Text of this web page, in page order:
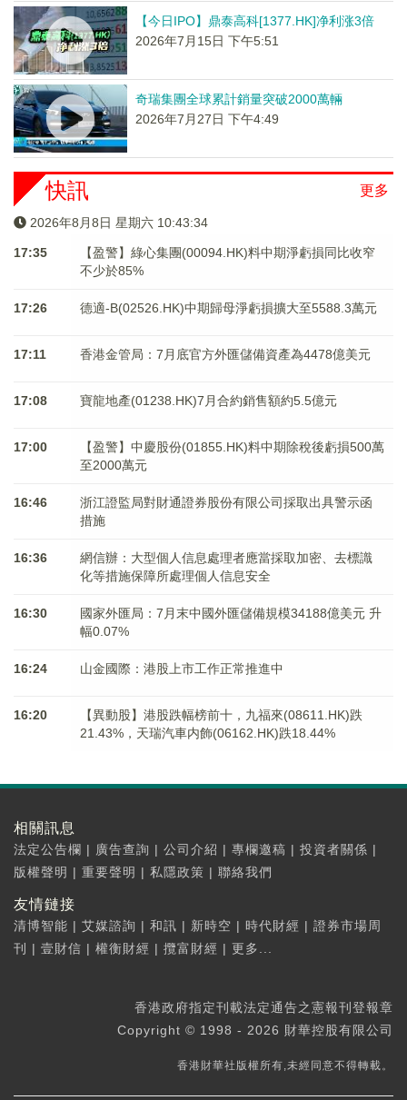
【今日IPO】鼎泰高科[1377.HK]净利涨3倍
2026年7月15日 下午5:51
奇瑞集團全球累計銷量突破2000萬輛
2026年7月27日 下午4:49
更多
快訊
2026年8月8日 星期六 10:43:34
17:35
【盈警】綠心集團(00094.HK)料中期淨虧損同比收窄
不少於85%
17:26 德適-B(02526.HK)中期歸母淨虧損擴大至5588.3萬元
17:11 香港金管局：7月底官方外匯儲備資產為4478億美元
17:08 寶龍地產(01238.HK)7月合約銷售額約5.5億元
17:00
【盈警】中慶股份(01855.HK)料中期除稅後虧損500萬
至2000萬元
16:46
浙江證監局對財通證券股份有限公司採取出具警示函
措施
16:36
網信辦：大型個人信息處理者應當採取加密、去標識
化等措施保障所處理個人信息安全
16:30
國家外匯局：7月末中國外匯儲備規模34188億美元 升
幅0.07%
16:24 山金國際：港股上市工作正常推進中
16:20
【異動股】港股跌幅榜前十，九福來(08611.HK)跌
21.43%，天瑞汽車内飾(06162.HK)跌18.44%
相關訊息
法定公告欄 | 廣告查詢 | 公司介紹 | 專欄邀稿 | 投資者關係 |
版權聲明 | 重要聲明 | 私隱政策 | 聯絡我們
友情鏈接
清博智能 | 艾媒諮詢 | 和訊 | 新時空 | 時代財經 | 證券市場周
刊
| 壹財信 | 權衡財經 | 攬富財經 | 更多...
香港政府指定刊載法定通告之憲報刊登報章
Copyright © 1998 - 2026 財華控股有限公司
香港財華社版權所有,未經同意不得轉載。